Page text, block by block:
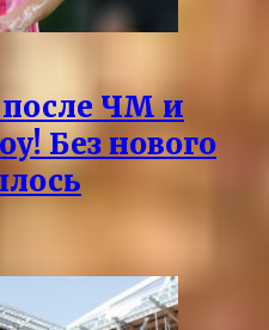
после ЧМ и
Без нового